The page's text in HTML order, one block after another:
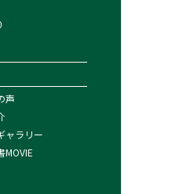
声
ャラリー
MOVIE